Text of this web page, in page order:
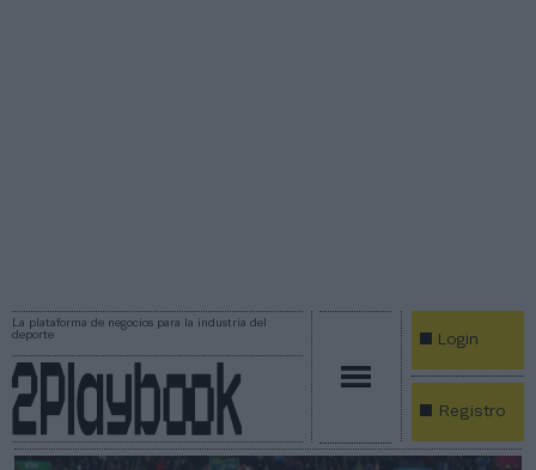
La plataforma de negocios para la industria del
deporte
Login
Registro